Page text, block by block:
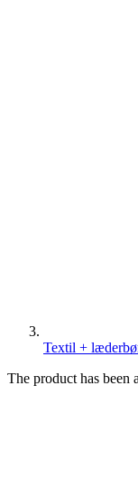
Textil +
The product has been